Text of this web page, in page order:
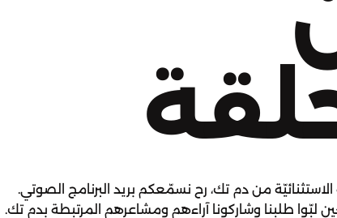
من دم تك، رح نسمّعكم بريد البرنامج الصوتي.
طلبنا وشاركونا آراءهم ومشاعرهم المرتبطة بدم تك.